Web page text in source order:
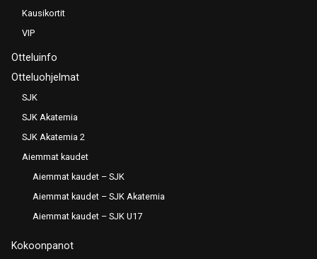
Kausikortit
VIP
Otteluinfo
Otteluohjelmat
SJK
SJK Akatemia
SJK Akatemia 2
Aiemmat kaudet
Aiemmat kaudet – SJK
Aiemmat kaudet – SJK Akatemia
Aiemmat kaudet – SJK U17
Kokoonpanot